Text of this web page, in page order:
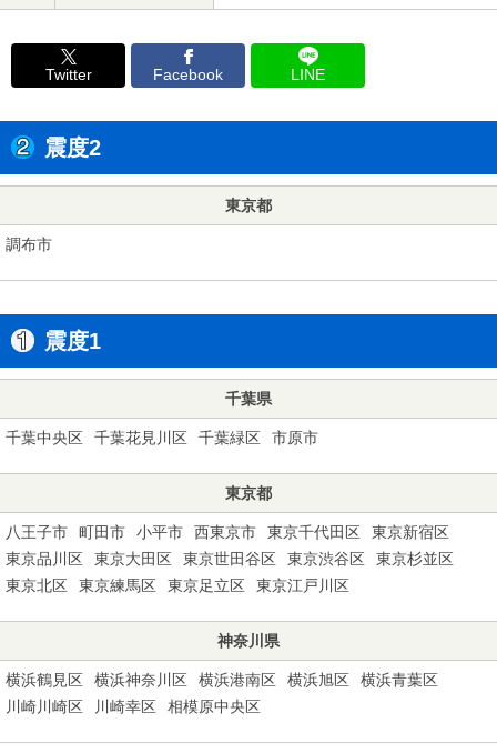
Twitter Facebook LINE
震度2
東京都
調布市
震度1
千葉県
千葉中央区 千葉花見川区 千葉緑区 市原市
東京都
八王子市 町田市 小平市 西東京市 東京千代田区
東京新宿区
東京品川区
東京大田区 東京世田谷区 東京渋谷区
東京杉並区
東京北区
東京練馬区 東京足立区 東京江戸川区
神奈川県
横浜鶴見区 横浜神奈川区 横浜港南区 横浜旭区
横浜青葉区
川崎川崎区
川崎幸区 相模原中央区